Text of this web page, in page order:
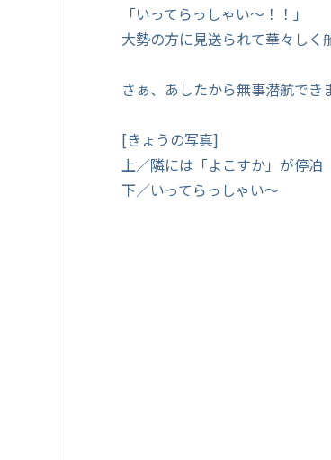
「いってらっしゃい～！！」
大勢の方に見送られて華々しく
さぁ、あしたから無事潜航でき
[きょうの写真]
上／隣には「よこすか」が停泊
下／いってらっしゃい～